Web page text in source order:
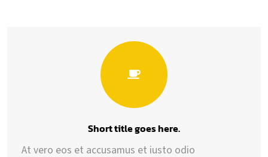
Short title goes here.
At vero eos et accusamus et iusto odio